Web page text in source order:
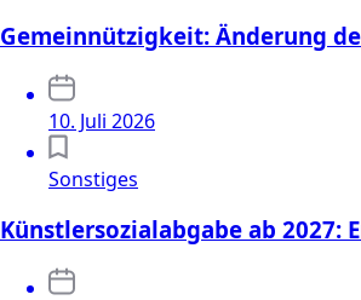
Gemeinnützigkeit: Änderung
10. Juli 2026
Sonstiges
Künstlersozialabgabe ab 2027: